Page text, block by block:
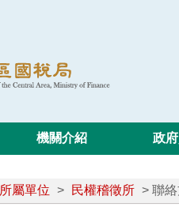
機關介紹 政
所屬單位 > 民權稽徵所 > 聯